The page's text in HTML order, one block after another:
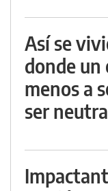
Así se
donde
menos a
ser